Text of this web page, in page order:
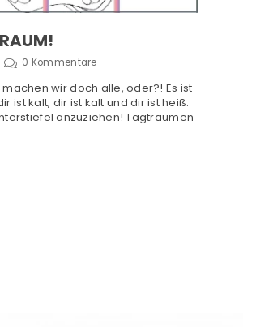
0 Kommentare
wir doch alle, oder?! Es ist
ist kalt, dir ist kalt und dir ist heiß.
anzuziehen! Tagträumen